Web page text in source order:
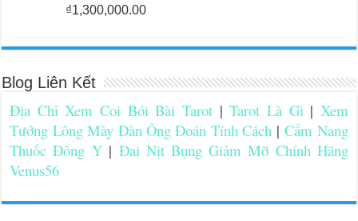
₫1,300,000.00
Blog Liên Kết
Địa Chỉ Xem Coi Bói Bài Tarot |Tarot Là Gì| Xem
Tướng Lông Mày Đàn Ông Đoán Tính Cách |Cẩm Nang
Thuốc Đông Y| Đai Nịt Bụng Giảm Mỡ Chính Hãng
Venus56